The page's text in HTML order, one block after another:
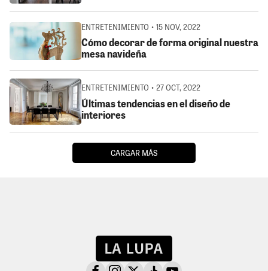
ENTRETENIMIENTO • 15 NOV, 2022
Cómo decorar de forma original nuestra
mesa navideña
ENTRETENIMIENTO • 27 OCT, 2022
Últimas tendencias en el diseño de
interiores
CARGAR MÁS